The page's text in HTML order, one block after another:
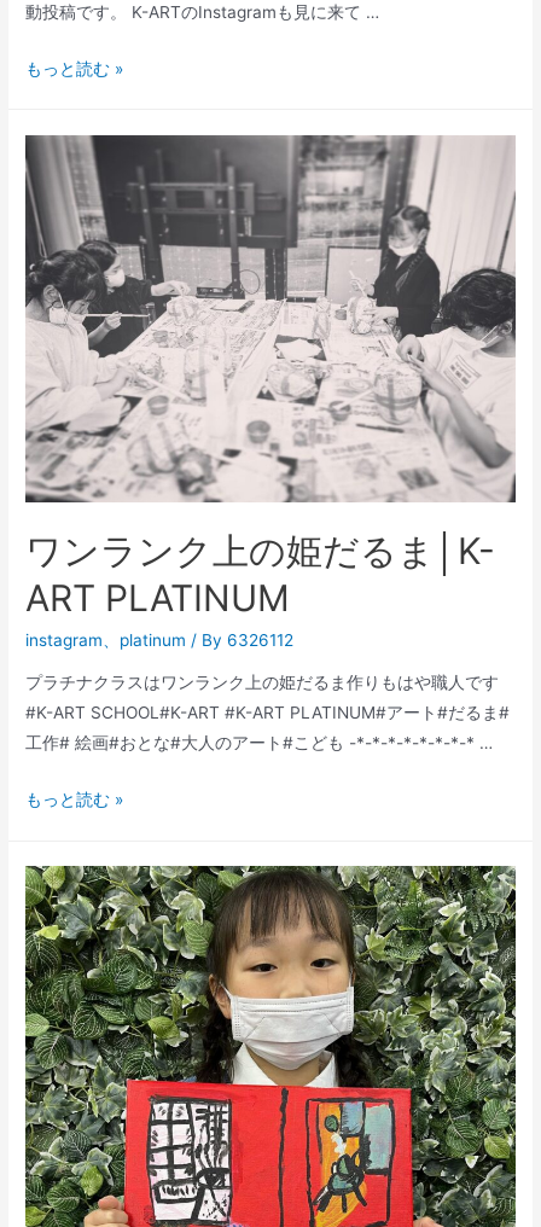
動投稿です。 K-ARTのInstagramも見に来て …
姫
ま
を
作
ろ
う
│K-
PLATINUM
もっと読む »
ワンランク上の姫だるま│K-
ART PLATINUM
instagram platinum / By6326112
プラチナクラスはワンランク上の姫だるま作りもはや職人です
#K-ART SCHOOL#K-ART #K-ART PLATINUM#アート#だるま#
工作# 絵画#おとな#大人のアート#こども -*-*-*-*-*-*-*-* …
ワ
ン
ク
上
の
姫
だ
る
ま
│K-
ART
PLATINUM
もっと読む »